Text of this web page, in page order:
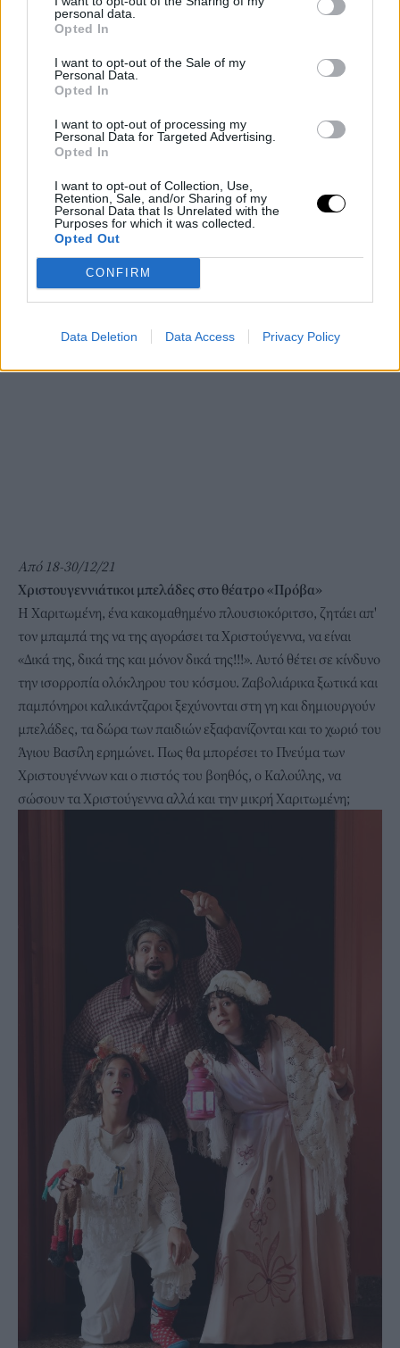
personal data.
Opted In
I want to opt-out of the Sale of my
Personal Data.
Opted In
I want to opt-out of processing my
Personal Data for Targeted Advertising.
Opted In
I want to opt-out of Collection, Use,
Retention, Sale, and/or Sharing of my
Personal Data that Is Unrelated with the
Purposes for which it was collected.
Opted Out
CONFIRM
Data Deletion Data Access Privacy Policy
104 ετών.
Από 18-30/12/21
Χριστουγεννιάτικοι μπελάδες στο θέατρο «Πρόβα»
Η Χαριτωμένη, ένα κακομαθημένο πλουσιοκόριτσο, ζητάει απ'
τον μπαμπά της να της αγοράσει τα Χριστούγεννα, να είναι
«Δικά της, δικά της και μόνον δικά της!!!». Αυτό θέτει σε κίνδυνο
την ισορροπία ολόκληρου του κόσμου. Ζαβολιάρικα ξωτικά και
παμπόνηροι καλικάντζαροι ξεχύνονται στη γη και δημιουργούν
μπελάδες, τα δώρα των παιδιών εξαφανίζονται και το χωριό του
Άγιου Βασίλη ερημώνει. Πως θα μπορέσει το Πνεύμα των
Χριστουγέννων και ο πιστός του βοηθός, ο Καλούλης, να
σώσουν τα Χριστούγεννα αλλά και την μικρή Χαριτωμένη;